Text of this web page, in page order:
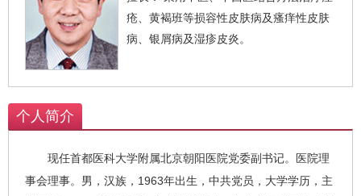
疮、黄褐班等损容性皮肤病及瘙痒性皮肤
病、银屑病及湿疹皮炎。
个人简介
现任首都医科大学附属北京朝阳医院党委副书记。医院理
事会理事。男，汉族，1963年出生，中共党员，大学学历，主